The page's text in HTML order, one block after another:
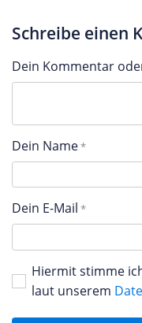
Schreibe einen
Dein Kommentar
Dein Name
Dein E-Mail
Hiermit stimme
laut unserem